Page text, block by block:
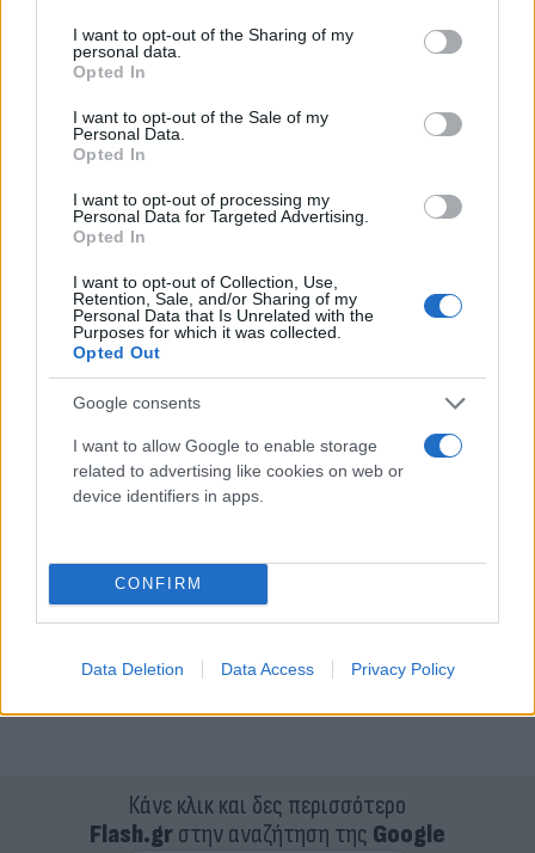
not limited to your visit or usage behaviour. You may click to
grant or deny consent to Google and its third-party tags to
use your data for below specified purposes in below Google
consent section.
I want to opt-out of the Sharing of my
personal data.
Opted In
I want to opt-out of the Sale of my
Personal Data.
Opted In
I want to opt-out of processing my
Personal Data for Targeted Advertising.
Opted In
I want to opt-out of Collection, Use,
Retention, Sale, and/or Sharing of my
Personal Data that Is Unrelated with the
Purposes for which it was collected.
Opted Out
Google consents
I want to allow Google to enable storage
related to advertising like cookies on web or
device identifiers in apps.
CONFIRM
Data Deletion Data Access Privacy Policy
Κάνε κλικ και δες περισσότερο
Flash.grστην αναζήτηση της Google